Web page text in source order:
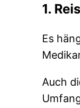
1.
Es
Auch